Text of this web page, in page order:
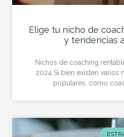
Elige tu nicho de
y tendencias
Nichos de coaching
2024 Si bien existen varios
populares, como